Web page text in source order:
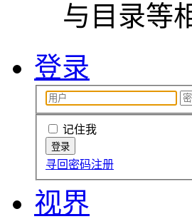
与目录等
登录
记住我
寻回密码注册
视界